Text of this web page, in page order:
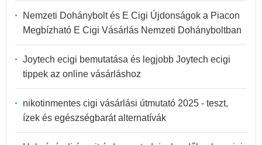
Nemzeti Dohánybolt és E Cigi Újdonságok a Piacon
Megbízható E Cigi Vásárlás Nemzeti Dohányboltban
Joytech ecigi bemutatása és legjobb Joytech ecigi
tippek az online vásárláshoz
nikotinmentes cigi vásárlási útmutató 2025 - teszt,
ízek és egészségbarát alternatívák